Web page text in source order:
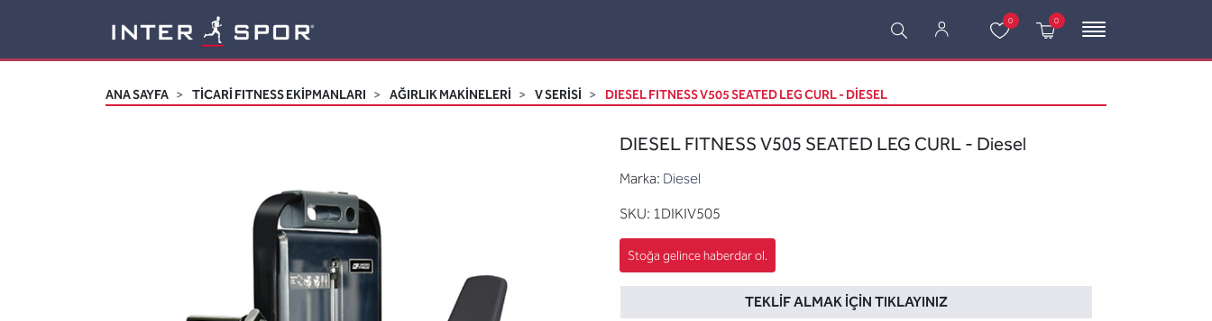
0 0
ANA SAYFA TİCARİ FITNESS EKİPMANLARI AĞIRLIK MAKİNELERİ V SERISI DIESEL FITNESS V505 SEATED LEG CURL - DIESEL
DIESEL FITNESS V505 SEATED LEG CURL - Diesel
Marka: Diesel
SKU: 1DIKIV505
TEKLIF ALMAK İÇIN TIKLAYINIZ